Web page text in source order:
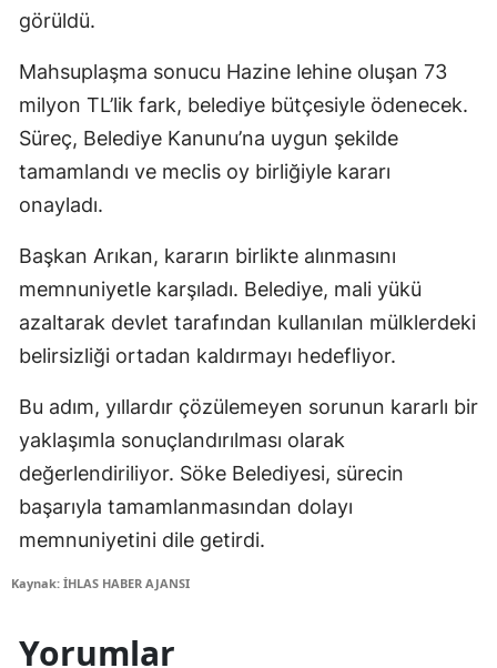
görüldü.
Mahsuplaşma sonucu Hazine lehine oluşan 73
milyon TL’lik fark, belediye bütçesiyle ödenecek.
Süreç, Belediye Kanunu’na uygun şekilde
tamamlandı ve meclis oy birliğiyle kararı
onayladı.
Başkan Arıkan, kararın birlikte alınmasını
memnuniyetle karşıladı. Belediye, mali yükü
azaltarak devlet tarafından kullanılan mülklerdeki
belirsizliği ortadan kaldırmayı hedefliyor.
Bu adım, yıllardır çözülemeyen sorunun kararlı bir
yaklaşımla sonuçlandırılması olarak
değerlendiriliyor. Söke Belediyesi, sürecin
başarıyla tamamlanmasından dolayı
memnuniyetini dile getirdi.
Kaynak: İHLAS HABER AJANSI
Yorumlar